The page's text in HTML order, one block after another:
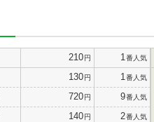
210円 1 番人気
130円 1 番人気
720円 9番人気
140円 2番人気